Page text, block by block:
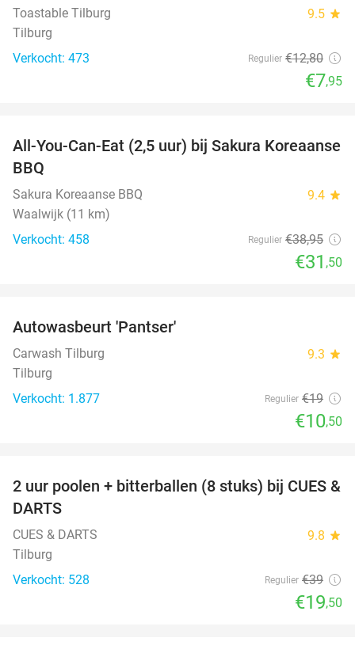
Toastable Tilburg 9.5 star
Tilburg
Verkocht: 473
Regulier €12,80
€7,95
19%
All-You-Can-Eat (2,5 uur) bij Sakura Koreaanse
BBQ
Sakura Koreaanse BBQ 9.4 star
Waalwijk (11 km)
Verkocht: 458
Regulier €38,95
€31 ,50
Autowasbeurt 'Pantser'
Carwash Tilburg 9.3 star
Tilburg
Verkocht: 1.877
Regulier €19
€10,50
50%
2 uur poolen + bitterballen (8 stuks) bij CUES &
DARTS
CUES & DARTS 9.8 star
Tilburg
Verkocht: 528
Regulier €39
€19,50